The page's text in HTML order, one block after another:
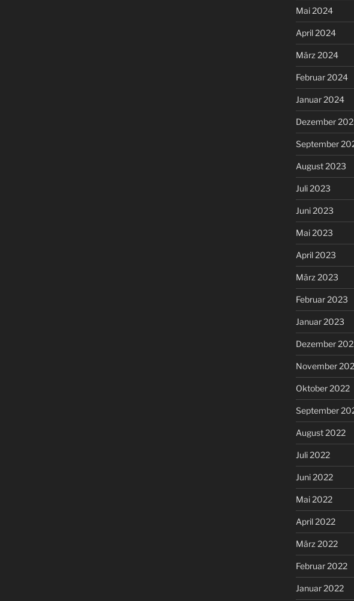
Mai 2024
April 2024
März 2024
Februar 2024
Januar 2024
Dezember
September
August 2023
Juli 2023
Juni 2023
Mai 2023
April 2023
März 2023
Februar 2023
Januar 2023
Dezember
November
Oktober 2022
September
August 2022
Juli 2022
Juni 2022
Mai 2022
April 2022
März 2022
Februar 2022
Januar 2022